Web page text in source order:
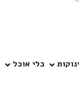
כלי אוכל